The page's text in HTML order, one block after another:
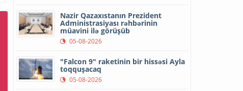
Nazir Qazaxıstanın Prezident
Administrasiyası rəhbərinin
müavini ilə görüşüb
05-08-2026
"Falcon 9" raketinin bir hissəsi Ayla
toqquşacaq
05-08-2026